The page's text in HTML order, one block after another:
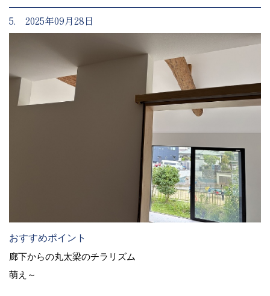
5. 2025年09月28日
おすすめポイント
廊下からの丸太梁のチラリズム
萌え～